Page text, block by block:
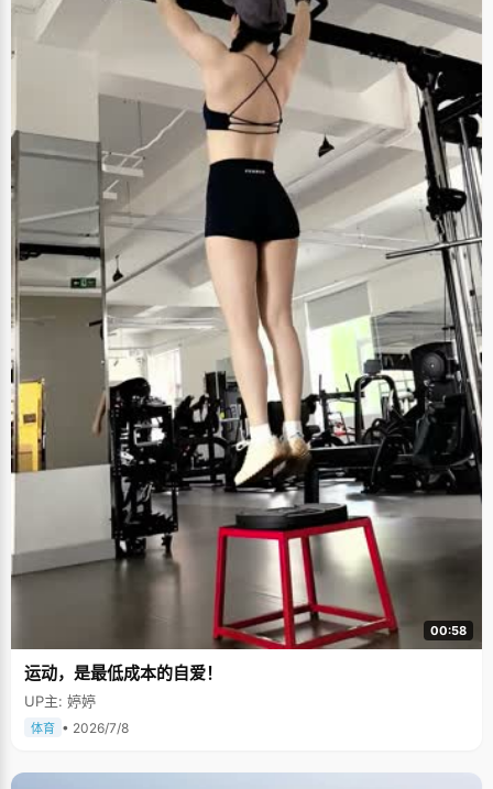
00:58
运动，是最低成本的自爱！
UP主: 婷婷
体育 • 2026/7/8